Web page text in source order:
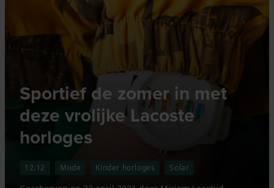
Sportief de zomer in met
deze vrolijke Lacoste
horloges
12.12 Mode Kinder horloges Solar